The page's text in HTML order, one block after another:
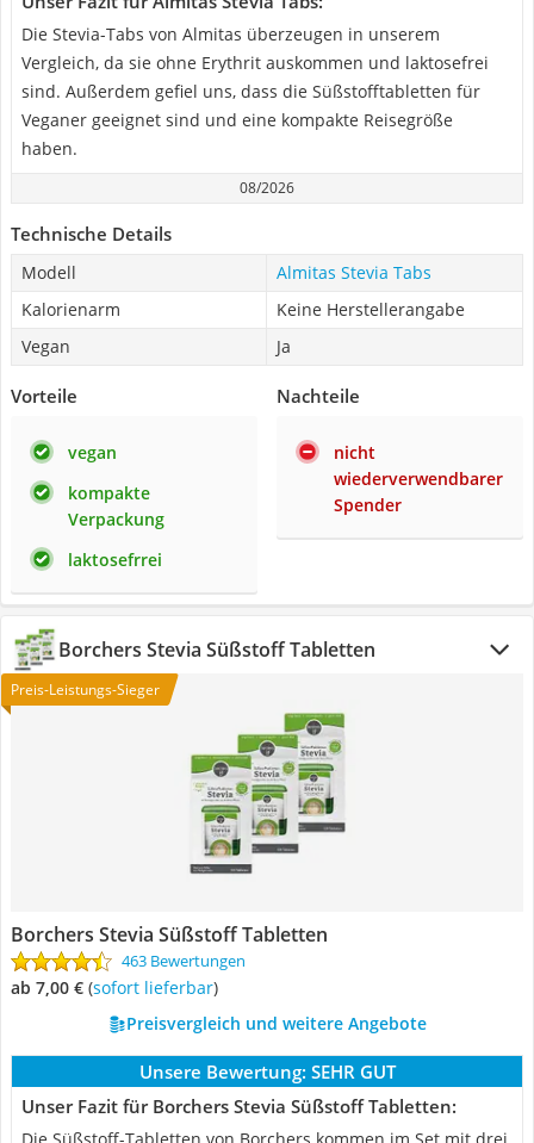
Die Stevia-Tabs von Almitas überzeugen in unserem
Vergleich, da sie ohne Erythrit auskommen und laktosefrei
sind. Außerdem gefiel uns, dass die Süßstofftabletten für
Veganer geeignet sind und eine kompakte Reisegröße
haben.
08/2026
Technische Details
Modell
Almitas Stevia Tabs
Kalorienarm
Keine Herstellerangabe
Vegan
Ja
Vorteile
vegan
kompakte
Verpackung
laktosefrrei
Nachteile
nicht
wiederverwendbarer
Spender
Borchers Stevia Süßstoff Tabletten
Preis-Leistungs-Sieger
Borchers Stevia Süßstoff Tabletten
463 Bewertungen
ab 7,00 € ( Sofort lieferbar)
Preisvergleich und weitere Angebote
Unsere Bewertung: SEHR GUT
Unser Fazit für Borchers Stevia Süßstoff Tabletten: